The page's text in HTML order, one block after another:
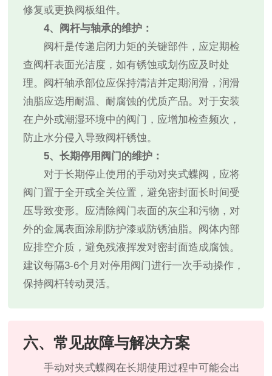
修复或更换阀板组件。
4、阀杆与轴承的维护：
阀杆是传递启闭力矩的关键部件，应定期检
查阀杆表面光洁度，如有锈蚀或划伤应及时处
理。阀杆轴承部位应保持清洁并定期润滑，润滑
油脂应选用耐温、耐腐蚀的优质产品。对于安装
在户外或潮湿环境中的阀门，应增加检查频次，
防止水分侵入导致阀杆锈蚀。
5、长期停用阀门的维护：
对于长期停止使用的手动对夹式蝶阀，应将
阀门置于全开或全关位置，避免密封面长时间受
压导致变形。应清除阀门表面的灰尘和污物，对
外的金属表面涂刷防护漆或防锈油脂。阀体内部
应排空介质，避免残液挥发对密封面造成腐蚀。
建议每隔3-6个月对停用阀门进行一次手动操作，
保持阀杆转动灵活。
六、常见故障与解决方案
手动对夹式蝶阀在长期使用过程中可能会出